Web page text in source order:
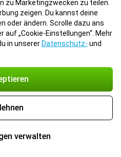
zu Marketingzwecken zu teilen.
zeigen. Du kannst deine
oder ändern. Scrolle dazu ans
auf „Cookie-Einstellungen“. Mehr
in unserer Datenschutz- und
verwalten